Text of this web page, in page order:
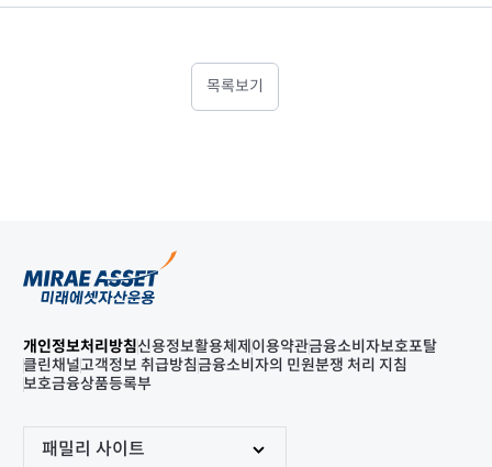
목록보기
개인정보처리방침신용정보활용체제 이용약관금융소비자보호포탈
클린채널고객정보 취급방침금융소비자의 민원분쟁 처리 지침
보호금융상품등록부
패밀리 사이트